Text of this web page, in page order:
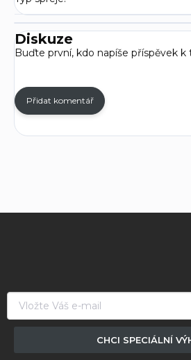
Diskuze
Buďte první, kdo napíše příspěvek k
Přidat komentář
CHCI SPECIÁLNÍ